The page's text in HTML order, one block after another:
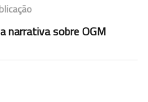
narrativa sobre OGM